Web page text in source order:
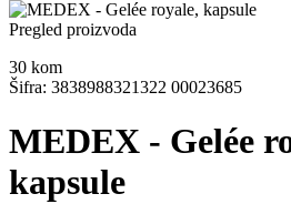
Pregled proizvoda
30 kom
Šifra: 3838988321322 00023685
MEDEX - Gelée
kapsule